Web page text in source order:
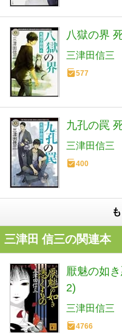
八獄の界
三津田信三
577
九孔の罠
三津田信三
400
三津田 信三の関連本
厭魅の如
2)
三津田信三
4766